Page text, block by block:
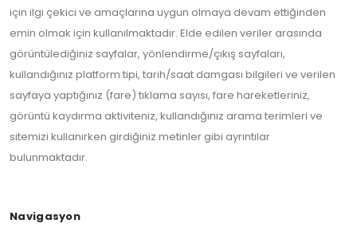
için ilgi çekici ve amaçlarına uygun olmaya devam ettiğinden
emin olmak için kullanılmaktadır. Elde edilen veriler arasında
görüntülediğiniz sayfalar, yönlendirme/çıkış sayfaları,
kullandığınız platform tipi, tarih/saat damgası bilgileri ve verilen
sayfaya yaptığınız (fare) tıklama sayısı, fare hareketleriniz,
görüntü kaydırma aktiviteniz, kullandığınız arama terimleri ve
sitemizi kullanırken girdiğiniz metinler gibi ayrıntılar
bulunmaktadır.
Navigasyon